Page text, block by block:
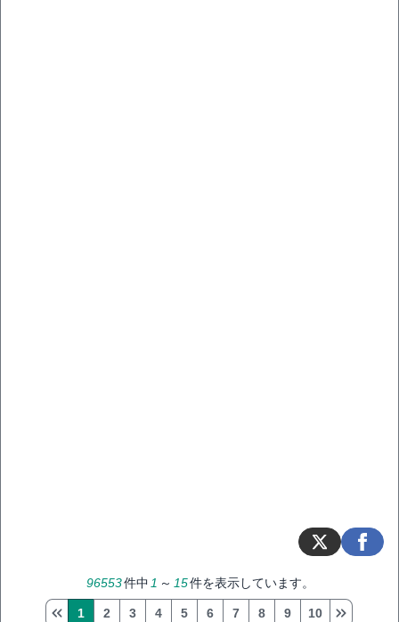
96553件中1 ～ 15件を表示しています。
1 2 3 4 5 6 7 8 9 10